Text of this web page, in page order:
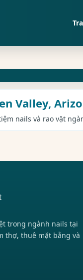
Valley,
nails và rao vặt
trong ngành nails tại
thợ, thuê mặt bằng và